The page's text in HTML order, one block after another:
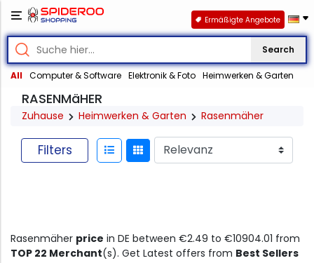
Search
All Computer & Software Elektronik & Foto Heimwerken & Garten
Ermäßigte Angebote
RASENMäHER
Zuhause Heimwerken & Garten Rasenmäher
Filters
Rasenmäher price in DE between €2.49 to €10904.01 from
TOP 22 Merchant(s). Get Latest offers from Best Sellers